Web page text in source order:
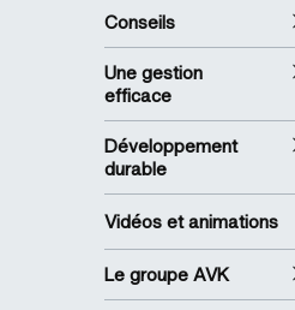
Conseils
Une gestion
efficace
Développement
durable
Vidéos et animations
Le groupe AVK